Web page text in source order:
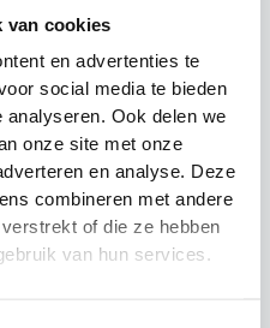
van cookies
en advertenties te
social media te bieden
Ook delen we
onze site met onze
en analyse. Deze
combineren met andere
of die ze hebben
van hun services.
€4.99
Actie!
Actie!